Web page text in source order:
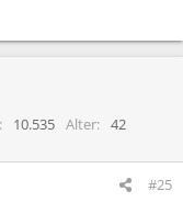
10.535 Alter
42
#25